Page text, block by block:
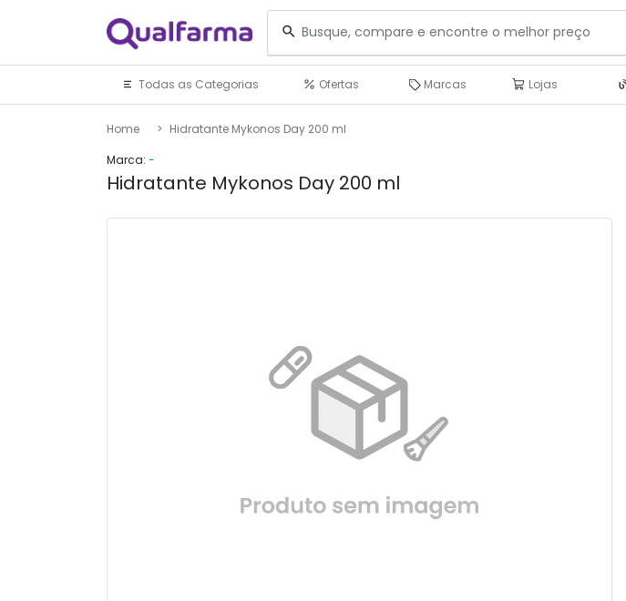
Todas as Categorias Ofertas Marcas Lojas
Home
Hidratante Mykonos Day 200 ml
Marca: -
Hidratante Mykonos Day 200 ml